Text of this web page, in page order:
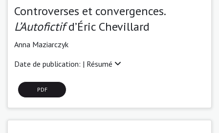
Controverses et convergences.
L’Autofictifd’Éric Chevillard
Anna Maziarczyk
Date de publication: | Résumé
PDF